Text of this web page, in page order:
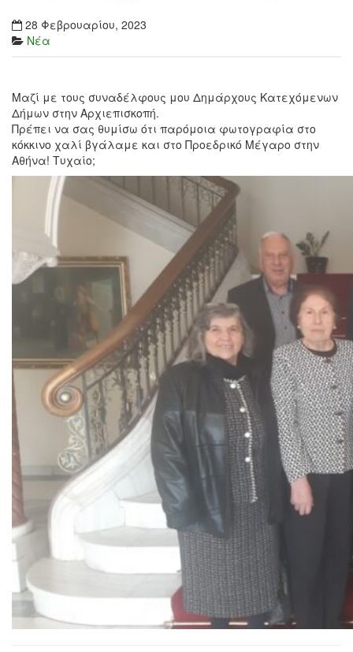
28 Φεβρουαρίου, 2023
Νέα
Μαζί με τους συναδέλφους μου Δημάρχους Κατεχόμενων
Δήμων στην Αρχιεπισκοπή.
Πρέπει να σας θυμίσω ότι παρόμοια φωτογραφία στο
κόκκινο χαλί βγάλαμε και στο Προεδρικό Μέγαρο στην
Αθήνα! Τυχαίο;